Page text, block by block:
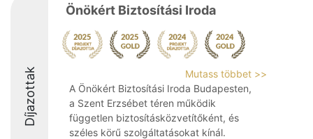
Díjazottak
Önökért Biztosítási Iroda
Mutass többet >>
A Önökért Biztosítási Iroda Budapesten,
a Szent Erzsébet téren működik
független biztosításközvetítőként, és
széles körű szolgáltatásokat kínál.